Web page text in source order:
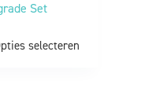
Set
selecteren